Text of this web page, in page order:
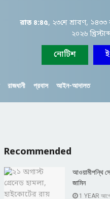
রাত ৪:৪৫, ২৩শে শ্রাবণ,
২০২৬
নোটিশ
রাজধানী প্রবাস আইন-আদালত
Recommended
আওয়ামীপন্থি
জামিন
1 YEAR